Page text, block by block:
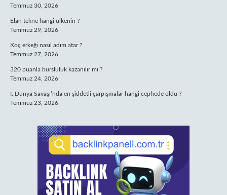
Temmuz 30, 2026
Elan tekne hangi ülkenin ?
Temmuz 29, 2026
Koç erkeği nasıl adım atar ?
Temmuz 27, 2026
320 puanla bursluluk kazanılır mı ?
Temmuz 24, 2026
I. Dünya Savaşı’nda en şiddetli çarpışmalar hangi cephede oldu ?
Temmuz 23, 2026